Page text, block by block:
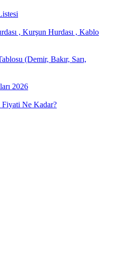
, Kurşun Hurdası , Kablo
(Demir, Bakır, Sarı,
2026
Ne Kadar?